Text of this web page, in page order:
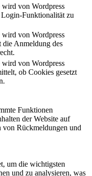
von Wordpress
Login-Funktionalität zu
von Wordpress
die Anmeldung des
von Wordpress
ob Cookies gesetzt
Funktionen
der Website auf
von Rückmeldungen und
um die wichtigsten
und zu analysieren, was